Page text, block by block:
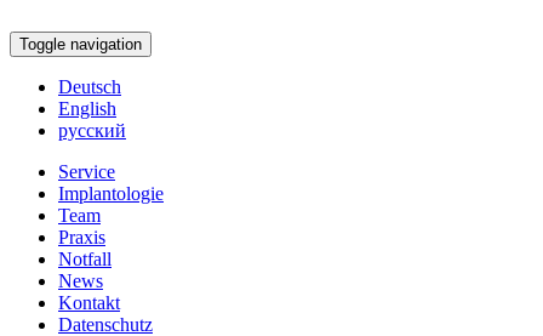
Toggle navigation
Deutsch
English
русский
Service
Implantologie
Team
Praxis
Notfall
News
Kontakt
Datenschutz